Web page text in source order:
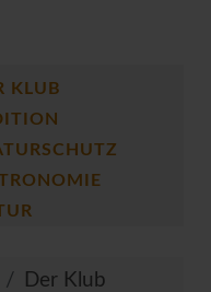
KLUB
Der Klub